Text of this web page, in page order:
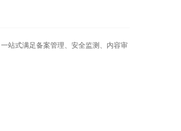
站式满足备案管理、安全监测、内容审